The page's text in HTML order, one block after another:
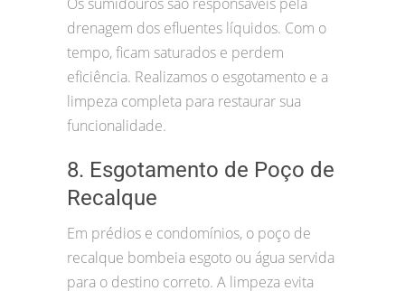
drenagem dos efluentes líquidos. Com o
tempo, ficam saturados e perdem
eficiência. Realizamos o esgotamento e a
limpeza completa para restaurar sua
funcionalidade.
8. Esgotamento de Poço de
Recalque
Em prédios e condomínios, o poço de
recalque bombeia esgoto ou água servida
para o destino correto. A limpeza evita